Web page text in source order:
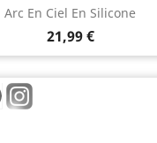
Arc En Ciel En Silicone
21,99 €
Pinterest